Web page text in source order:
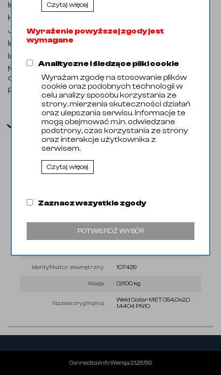
Indeks katalogowy: złą002358
Kategoria
Jednostka miary: Sztuka
Indeks handlowy:
Identyfikator zewnętrzny
Nazwa
oryginalna:
Weld Collar MET 054,0x2,0
1.4404 PN10
Producent: Domyślny
Parametry
Wyróżnik
KGO 0,00 zł
PKWIU 24.20.40.0
Identyfikator zewnętrzny 107429
Waga 0,1100 kg
Nazwa oryginalna
Weld Collar MET 054,0x2,0
1.4404 PN10
ConnecticoInfoWersja:2.1.26.156
Czytaj więcej
Wyrażenie powyższej zgody jest
wymagane
Analityczne i śledzące pliki cookie
Wyrażam zgodę na stosowanie plików
cookie oraz podobnych technologii w
celu analizy sposobu korzystania ze
strony, mierzenia skuteczności działań
oraz ulepszania serwisu. Informacje te
mogą obejmować m.in. odwiedzane
podstrony, czas korzystania ze strony
oraz interakcje użytkownika z
serwisem.
Czytaj więcej
Zaznacz wszystkie zgody
POTWIERDŹ WYBÓR